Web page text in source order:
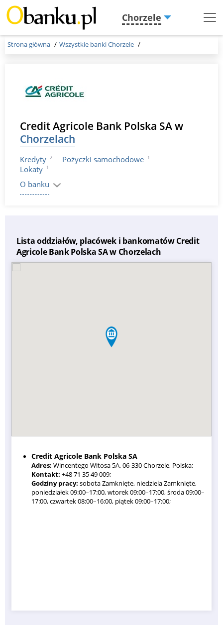
Chorzele
Menu
Strona główna Wszystkie banki Chorzele
Credit Agricole Bank Polska SA w
Chorzelach
Kredyty 2 Pożyczki samochodowe 1
Lokaty 1
O banku
Lista oddziałów, placówek i bankomatów Credit
Agricole Bank Polska SA w Chorzelach
Credit Agricole Bank Polska SA
Adres: Wincentego Witosa 5A, 06-330 Chorzele, Polska;
Kontakt: +48 71 35 49 009;
Godziny pracy: sobota Zamknięte, niedziela Zamknięte,
poniedziałek 09:00–17:00, wtorek 09:00–17:00, środa 09:00–
17:00, czwartek 08:00–16:00, piątek 09:00–17:00;